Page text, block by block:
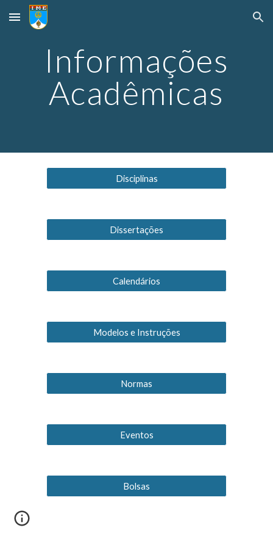
Skip to main content Skip to navigation
Informações
Acadêmicas
Disciplinas
Dissertações
Calendários
Modelos e Instruções
Normas
Eventos
Bolsas